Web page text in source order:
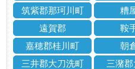
筑紫郡那珂川町
糟
遠賀郡
鞍
嘉穂郡桂川町
朝
三井郡大刀洗町
三潴